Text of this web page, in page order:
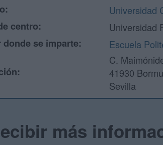
Universidad
centro:
Universidad
donde se imparte:
Escuela
C.
41930
Sevilla
más